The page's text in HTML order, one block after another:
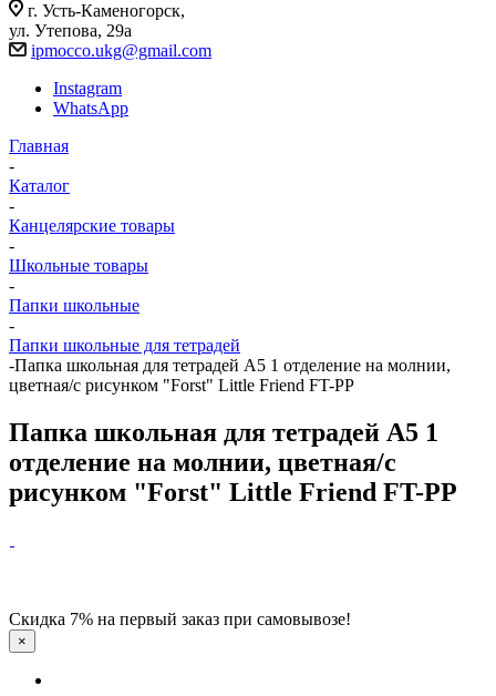
г. Усть-Каменогорск,
ул. Утепова, 29а
ipmocco.ukg@gmail.com
Instagram
WhatsApp
Главная
-
Каталог
-
Канцелярские товары
-
Школьные товары
-
Папки школьные
-
Папки школьные для тетрадей
-Папка школьная для тетрадей А5 1 отделение на молнии,
цветная/с рисунком "Forst" Little Friend FT-PP
Папка школьная для тетрадей А5 1
отделение на молнии, цветная/с
рисунком "Forst" Little Friend FT-PP
Скидка 7% на первый заказ при самовывозе!
×